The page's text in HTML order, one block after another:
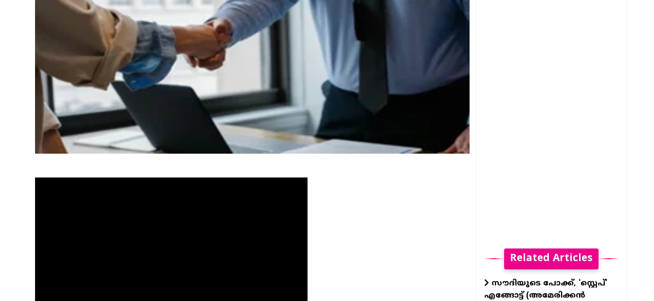
Related Articles
സൗദിയുടെ പോക്ക്, 'സ്റ്റെപ്'
എങ്ങോട്ട് (അമേരിക്കൻ